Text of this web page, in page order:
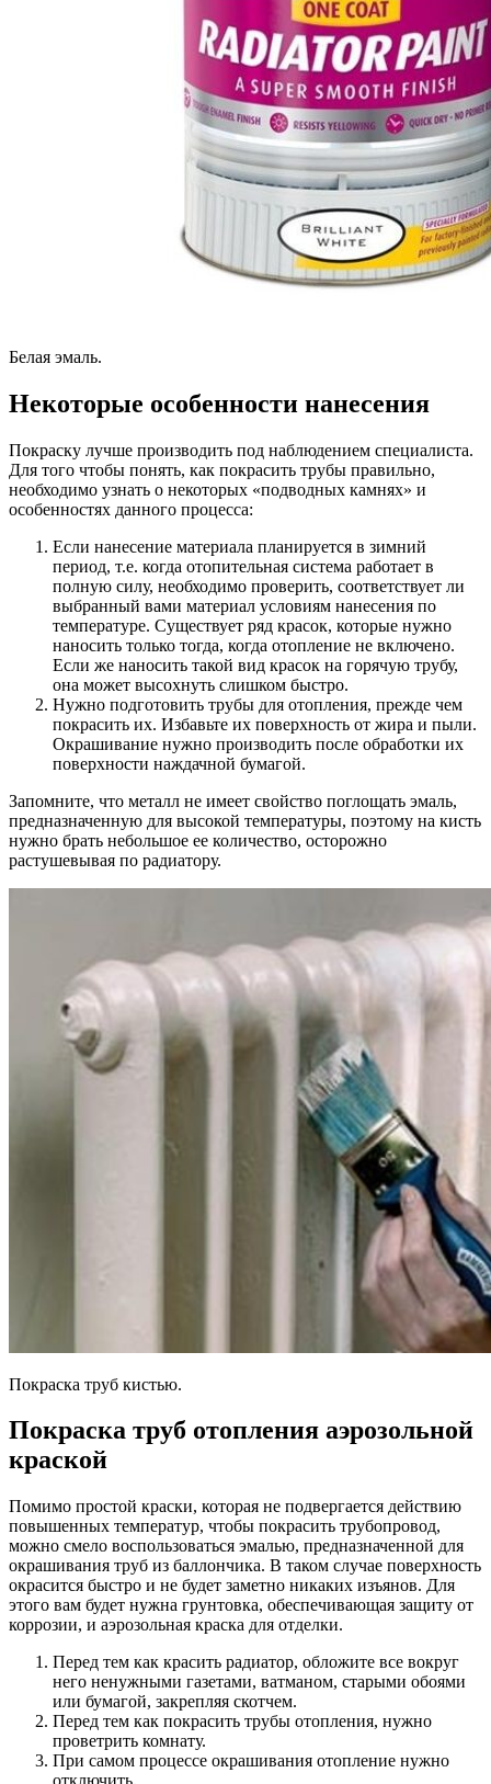
Белая эмаль.
Некоторые особенности нанесения
Покраску лучше производить под наблюдением специалиста.
Для того чтобы понять, как покрасить трубы правильно,
необходимо узнать о некоторых «подводных камнях» и
особенностях данного процесса:
Если нанесение материала планируется в зимний
период, т.е. когда отопительная система работает в
полную силу, необходимо проверить, соответствует ли
выбранный вами материал условиям нанесения по
температуре. Существует ряд красок, которые нужно
наносить только тогда, когда отопление не включено.
Если же наносить такой вид красок на горячую трубу,
она может высохнуть слишком быстро.
Нужно подготовить трубы для отопления, прежде чем
покрасить их. Избавьте их поверхность от жира и пыли.
Окрашивание нужно производить после обработки их
поверхности наждачной бумагой.
Запомните, что металл не имеет свойство поглощать эмаль,
предназначенную для высокой температуры, поэтому на кисть
нужно брать небольшое ее количество, осторожно
растушевывая по радиатору.
Покраска труб кистью.
Покраска труб отопления аэрозольной
краской
Помимо простой краски, которая не подвергается действию
повышенных температур, чтобы покрасить трубопровод,
можно смело воспользоваться эмалью, предназначенной для
окрашивания труб из баллончика. В таком случае поверхность
окрасится быстро и не будет заметно никаких изъянов. Для
этого вам будет нужна грунтовка, обеспечивающая защиту от
коррозии, и аэрозольная краска для отделки.
Перед тем как красить радиатор, обложите все вокруг
него ненужными газетами, ватманом, старыми обоями
или бумагой, закрепляя скотчем.
Перед тем как покрасить трубы отопления, нужно
проветрить комнату.
При самом процессе окрашивания отопление нужно